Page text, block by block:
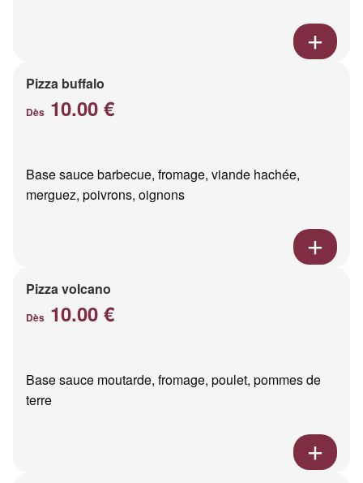
Pizza buffalo
Dès 10.00 €
Base sauce barbecue, fromage, viande hachée,
merguez, poivrons, oignons
Pizza volcano
Dès 10.00 €
Base sauce moutarde, fromage, poulet, pommes de
terre